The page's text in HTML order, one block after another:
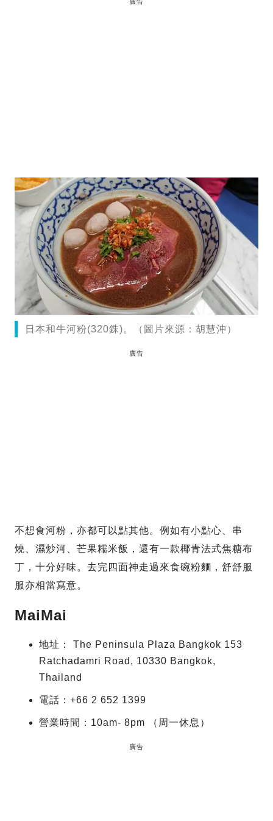
日本和牛河粉(320銖)。（圖片來源：胡慧沖）
廣告
不想食河粉，亦都可以點其他。例如有小點心、串
燒、濕炒河、芒果糯米飯，還有一款椰青法式焦糖布
丁，十分好味。去完四面神走過來食碗粉麵，舒舒服
服亦相當寫意。
MaiMai
地址： The Peninsula Plaza Bangkok 153
Ratchadamri Road, 10330 Bangkok,
Thailand
電話：+66 2 652 1399
營業時間：10am- 8pm （周一休息）
廣告